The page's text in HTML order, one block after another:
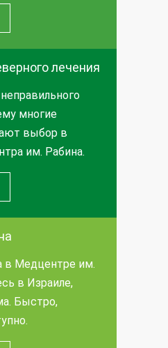
лечения
многие
выбор в
им. Рабина.
в Медцентре им.
в Израиле,
Быстро,